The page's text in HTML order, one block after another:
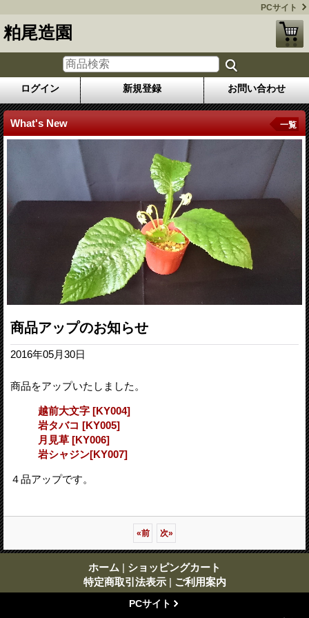
PCサイト
粕尾造園
ログイン 新規登録 お問い合わせ
What's New 一覧
商品アップのお知らせ
2016年05月30日
商品をアップいたしました。
越前大文字 [KY004]
岩タバコ [KY005]
月見草 [KY006]
岩シャジン[KY007]
４品アップです。
«前 次»
ホーム | ショッピングカート
特定商取引法表示 | ご利用案内
PCサイト